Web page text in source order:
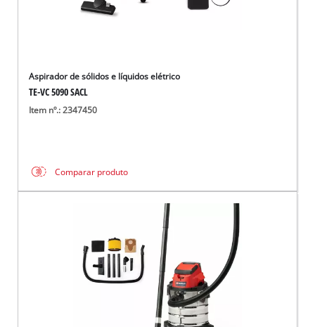
Aspirador de sólidos e líquidos elétrico
TE-VC 5090 SACL
Item nº.: 2347450
Comparar produto